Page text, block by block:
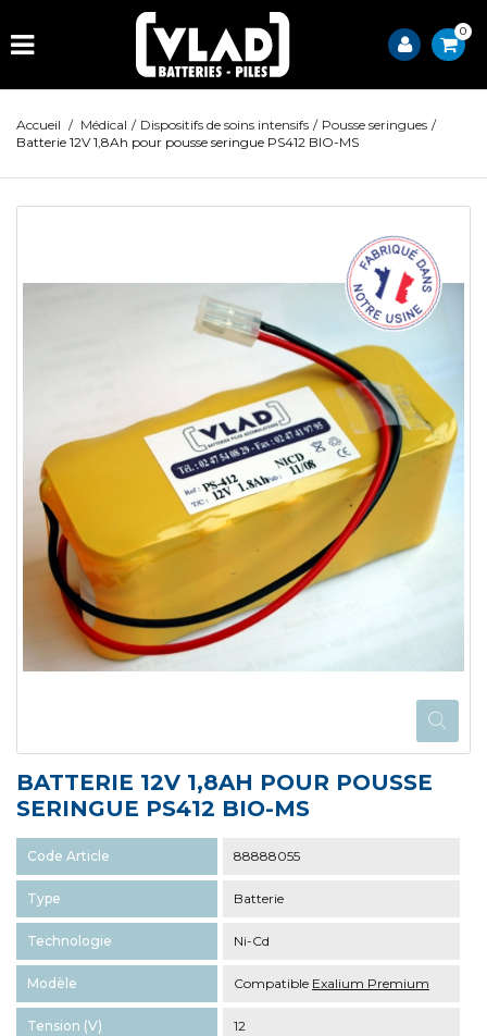
0
Accueil / Médical / Dispositifs de soins intensifs / Pousse seringues /
Batterie 12V 1,8Ah pour pousse seringue PS412 BIO-MS
BATTERIE 12V 1,8AH POUR POUSSE
SERINGUE PS412 BIO-MS
Code Article 88888055
Type Batterie
Technologie Ni-Cd
Modèle Compatible Exalium Premium
Tension (V) 12